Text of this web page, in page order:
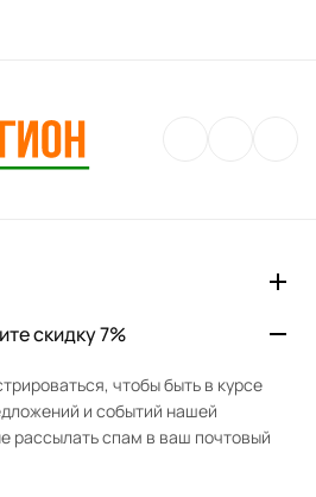
скидку 7%
чтобы быть в курсе
и событий нашей
рассылать спам в ваш почтовый